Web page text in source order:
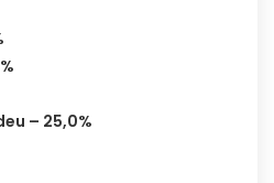
– 25,0%